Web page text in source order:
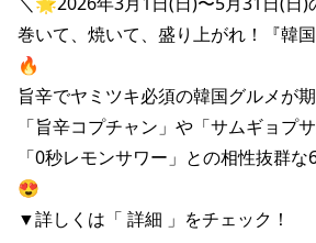
巻いて、焼いて、盛り上がれ！『韓
🔥
旨辛でヤミツキ必須の韓国グルメが
「旨辛コプチャン」や「サムギョプ
「0秒レモンサワー」との相性抜群
😍
▼詳しくは「 詳細 」をチェック！